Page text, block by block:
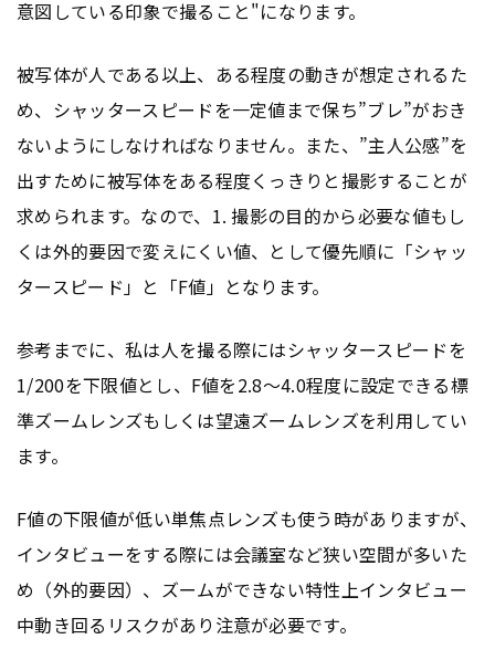
意図している印象で撮ること"になります。
被写体が人である以上、ある程度の動きが想定されるた
め、シャッタースピードを一定値まで保ち”ブレ”がおき
ないようにしなければなりません。また、”主人公感”を
出すために被写体をある程度くっきりと撮影することが
求められます。なので、1. 撮影の目的から必要な値もし
くは外的要因で変えにくい値、として優先順に「シャッ
タースピード」と「F値」となります。
参考までに、私は人を撮る際にはシャッタースピードを
1/200を下限値とし、F値を2.8～4.0程度に設定できる標
準ズームレンズもしくは望遠ズームレンズを利用してい
ます。
F値の下限値が低い単焦点レンズも使う時がありますが、
インタビューをする際には会議室など狭い空間が多いた
め（外的要因）、ズームができない特性上インタビュー
中動き回るリスクがあり注意が必要です。